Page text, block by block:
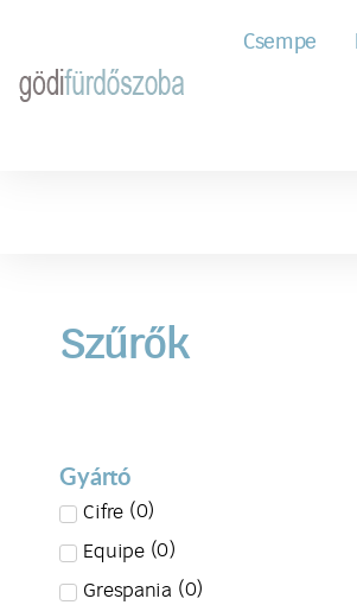
Csempe
Szűrők
Gyártó
Cifre (0)
Equipe (0)
Grespania (0)